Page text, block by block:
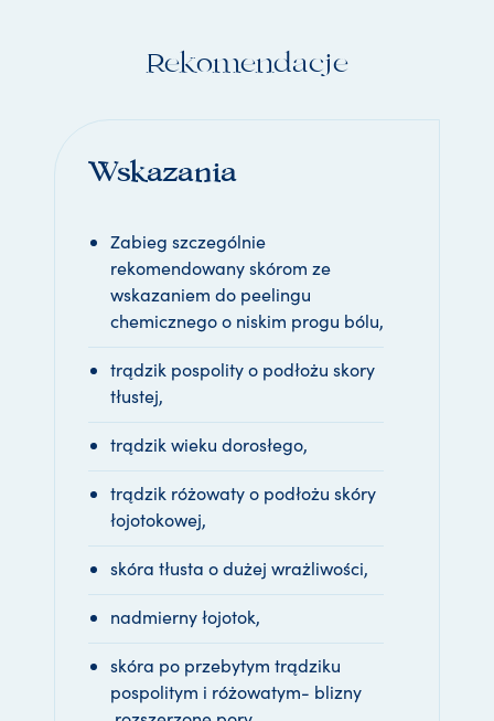
Rekomendacje
Wskazania
Zabieg szczególnie
rekomendowany skórom ze
wskazaniem do peelingu
chemicznego o niskim progu bólu,
trądzik pospolity o podłożu skory
tłustej,
trądzik wieku dorosłego,
trądzik różowaty o podłożu skóry
łojotokowej,
skóra tłusta o dużej wrażliwości,
nadmierny łojotok,
skóra po przebytym trądziku
pospolitym i różowatym- blizny